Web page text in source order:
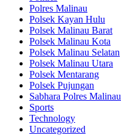
Polres Malinau
Polsek Kayan Hulu
Polsek Malinau Barat
Polsek Malinau Kota
Polsek Malinau Selatan
Polsek Malinau Utara
Polsek Mentarang
Polsek Pujungan
Sabhara Polres Malinau
Sports
Technology
Uncategorized